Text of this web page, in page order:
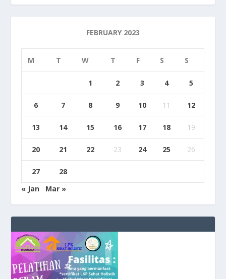
FEBRUARY 2023
M T W T F S S
1 2 3 4 5
6 7 8 9 10 11 12
13 14 15 16 17 18 19
20 21 22 23 24 25 26
27
28
« Jan
Mar »